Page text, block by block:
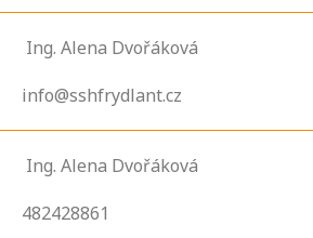
Ing. Alena Dvořáková
info@sshfrydlant.cz
Ing. Alena Dvořáková
482428861